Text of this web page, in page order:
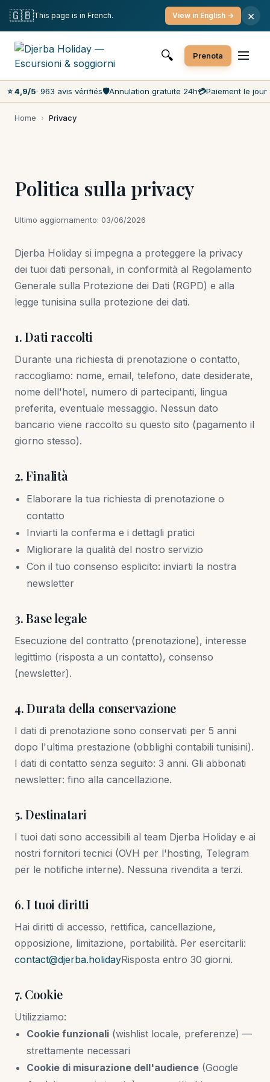
Cancellazione gratuita
Pagamento il giorno stesso
I prezzi più bassi del mercato
Servizio clienti 7 giorni su 7
🔍 Prenota
⭐ 4,9/5· 963 avis vérifiés🛡️Annulation gratuite 24h💳Paiement le jour
Home › Privacy
Politica sulla privacy
Ultimo aggiornamento: 03/06/2026
Djerba Holiday si impegna a proteggere la privacy
dei tuoi dati personali, in conformità al Regolamento
Generale sulla Protezione dei Dati (RGPD) e alla
legge tunisina sulla protezione dei dati.
1. Dati raccolti
Durante una richiesta di prenotazione o contatto,
raccogliamo: nome, email, telefono, date desiderate,
nome dell'hotel, numero di partecipanti, lingua
preferita, eventuale messaggio. Nessun dato
bancario viene raccolto su questo sito (pagamento il
giorno stesso).
2. Finalità
Elaborare la tua richiesta di prenotazione o
contatto
Inviarti la conferma e i dettagli pratici
Migliorare la qualità del nostro servizio
Con il tuo consenso esplicito: inviarti la nostra
newsletter
3. Base legale
Esecuzione del contratto (prenotazione), interesse
legittimo (risposta a un contatto), consenso
(newsletter).
4. Durata della conservazione
I dati di prenotazione sono conservati per 5 anni
dopo l'ultima prestazione (obblighi contabili tunisini).
I dati di contatto senza seguito: 3 anni. Gli abbonati
newsletter: fino alla cancellazione.
5. Destinatari
I tuoi dati sono accessibili al team Djerba Holiday e ai
nostri fornitori tecnici (OVH per l'hosting, Telegram
per le notifiche interne). Nessuna rivendita a terzi.
6. I tuoi diritti
Hai diritti di accesso, rettifica, cancellazione,
opposizione, limitazione, portabilità. Per esercitarli:
contact@djerba.holidayRisposta entro 30 giorni.
7. Cookie
Utilizziamo:
Cookie funzionali (wishlist locale, preferenze) —
strettamente necessari
Cookie di misurazione dell'audience (Google
🇬🇧This page is in French. View in English → ×